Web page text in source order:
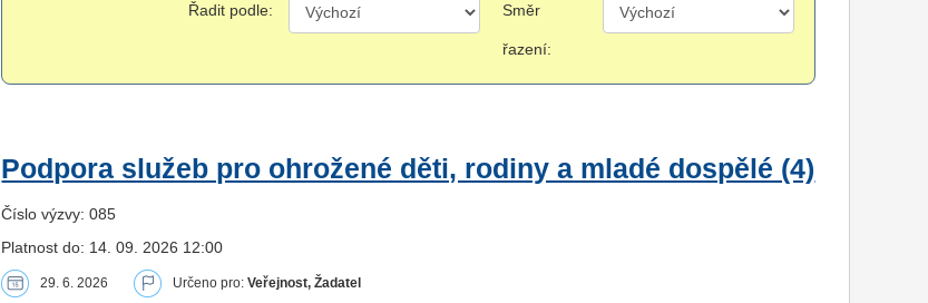
Řadit podle: Směr
řazení:
Podpora služeb pro ohrožené děti, rodiny a mladé dospělé (4)
Číslo výzvy: 085
Platnost do: 14. 09. 2026 12:00
29. 6. 2026 Určeno pro:Veřejnost, Žadatel